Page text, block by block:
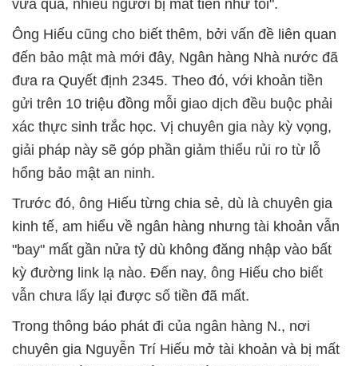
vừa qua, nhiều người bị mất tiền như tôi".
Ông Hiếu cũng cho biết thêm, bởi vấn đề liên quan
đến bảo mật mà mới đây, Ngân hàng Nhà nước đã
đưa ra Quyết định 2345. Theo đó, với khoản tiền
gửi trên 10 triệu đồng mỗi giao dịch đều buộc phải
xác thực sinh trắc học. Vị chuyên gia này kỳ vọng,
giải pháp này sẽ góp phần giảm thiểu rủi ro từ lỗ
hổng bảo mật an ninh.
Trước đó, ông Hiếu từng chia sẻ, dù là chuyên gia
kinh tế, am hiểu về ngân hàng nhưng tài khoản vẫn
"bay" mất gần nửa tỷ dù không đăng nhập vào bất
kỳ đường link lạ nào. Đến nay, ông Hiếu cho biết
vẫn chưa lấy lại được số tiền đã mất.
Trong thông báo phát đi của ngân hàng N., nơi
chuyên gia Nguyễn Trí Hiếu mở tài khoản và bị mất